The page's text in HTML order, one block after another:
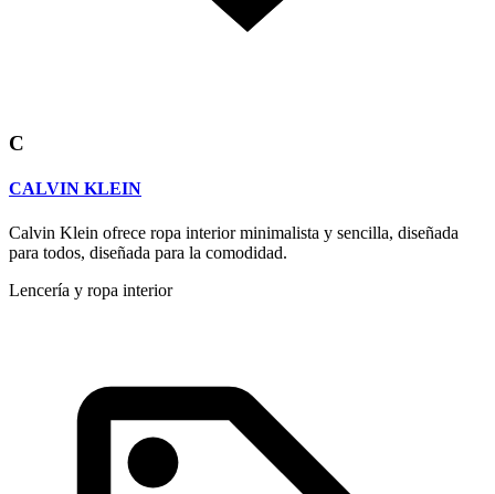
C
CALVIN KLEIN
Calvin Klein ofrece ropa interior minimalista y sencilla, diseñada
para todos, diseñada para la comodidad.
Lencería y ropa interior